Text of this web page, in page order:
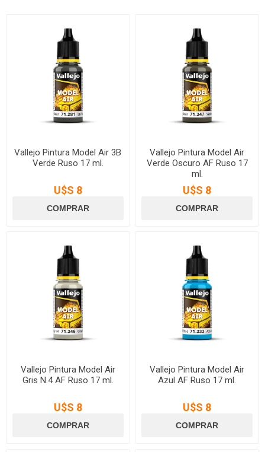
Vallejo Pintura Model Air 3B
Verde Ruso 17 ml.
U$S 8
Vallejo Pintura Model Air
Verde Oscuro AF Ruso 17
ml.
U$S 8
Vallejo Pintura Model Air
Gris N.4 AF Ruso 17 ml.
U$S 8
Vallejo Pintura Model Air
Azul AF Ruso 17 ml.
U$S 8